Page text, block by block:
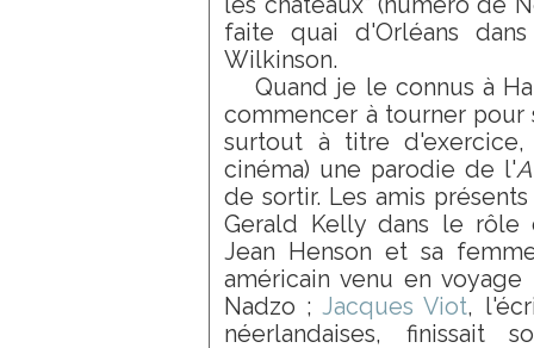
faite quai d'Orléans
Wilkinson.
Quand je le connus à
commencer à tourner
surtout à titre
cinéma) une parodie de l'
de sortir. Les amis
Gerald Kelly dans le rôle
Jean Henson et sa
américain venu en
Nadzo ;Jacques Viot,
néerlandaises, finissait